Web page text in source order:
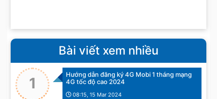
Bài viết xem nhiều
1
Hướng dẫn đăng ký 4G Mobi 1 tháng mạng
4G tốc độ cao 2024
08:15, 15 Mar 2024